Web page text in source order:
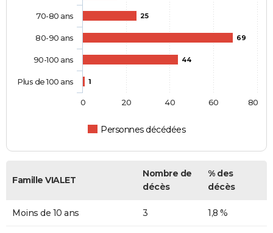
25
69
44
1
Personnes décédées
70-80 ans
80-90 ans
90-100 ans
Plus de 100 ans
0 20 40 60 80
Famille VIALET
Nombre de
décès
% des
décès
Moins de 10 ans 3 1,8 %